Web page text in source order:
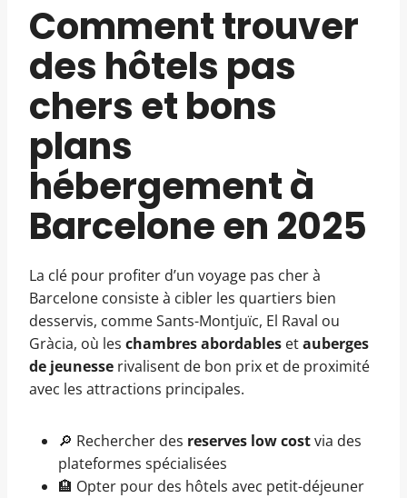
Comment trouver
des hôtels pas
chers et bons
plans
hébergement à
Barcelone en 2025
La clé pour profiter d’un voyage pas cher à
Barcelone consiste à cibler les quartiers bien
desservis, comme Sants-Montjuïc, El Raval ou
Gràcia, où les chambres abordables etauberges
de jeunesse rivalisent de bon prix et de proximité
avec les attractions principales.
🔎 Rechercher des reserves low costvia des
plateformes spécialisées
🏨 Opter pour des hôtels avec petit-déjeuner